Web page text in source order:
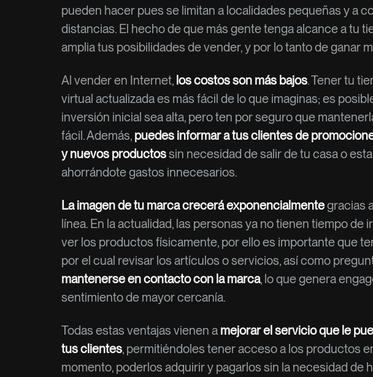
pueden hacer pues se limitan a localidades pequeñas y a
distancias. El hecho de que más gente tenga alcance a tu
amplia tus posibilidades de vender, y por lo tanto de ganar
Al vender en Internet, los costos son más bajos. Tener tu
virtual actualizada es más fácil de lo que imaginas; es
inversión inicial sea alta, pero ten por seguro que
fácil. Además, puedes informar a tus clientes de
y nuevos productossin necesidad de salir de tu casa o
ahorrándote gastos innecesarios.
La imagen de tu marca crecerá exponencialmentegracias
línea. En la actualidad, las personas ya no tienen tiempo de
ver los productos físicamente, por ello es importante que
por el cual revisar los artículos o servicios, así como
mantenerse en contacto con la marca, lo que genera
sentimiento de mayor cercanía.
Todas estas ventajas vienen a mejorar el servicio que le
tus clientes, permitiéndoles tener acceso a los productos
momento, poderlos adquirir y pagarlos sin la necesidad de